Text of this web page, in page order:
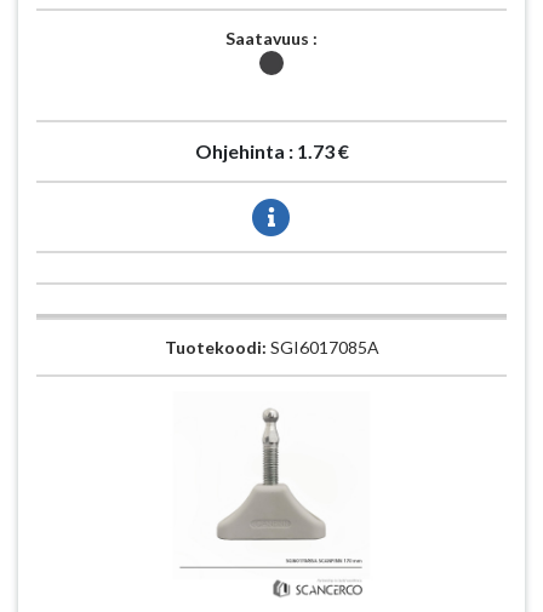
Saatavuus :
Ohjehinta : 1.73 €
Tuotekoodi: SGI6017085A